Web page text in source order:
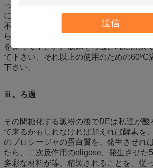
送信
っていたら、合わせ水素イオン濃度指数
に熱し解決を、20分に保ち温度を、そし
不均等な表面を傷つけを防ぎ、無水アル
らに十分に反応させます、そしてそれら
を保って下さい。液体をろ過された解決
て下さい、それ以上の使用のための60ºC
下さい。
ⅲ。ろ過
その間糖化する澱粉の後でDEは私達が酸
て来るかもしれなければ加えれば酵素を
のプロシージャの蛋白質を、発生させれ
たら、二次反作用のoligose、発生させた
多彩な材料が等、精製されることを、従